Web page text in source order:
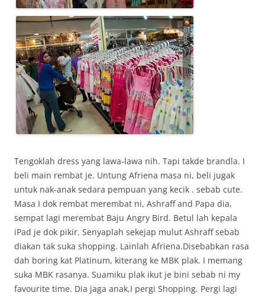
Tengoklah dress yang lawa-lawa nih. Tapi takde brandla. I
beli main rembat je. Untung Afriena masa ni, beli jugak
untuk nak-anak sedara pempuan yang kecik . sebab cute.
Masa I dok rembat merembat ni, Ashraff and Papa dia,
sempat lagi merembat Baju Angry Bird. Betul lah kepala
iPad je dok pikir. Senyaplah sekejap mulut Ashraff sebab
diakan tak suka shopping. Lainlah Afriena.Disebabkan rasa
dah boring kat Platinum, kiterang ke MBK plak. I memang
suka MBK rasanya. Suamiku plak ikut je bini sebab ni my
favourite time. Dia jaga anak,I pergi Shopping. Pergi lagi